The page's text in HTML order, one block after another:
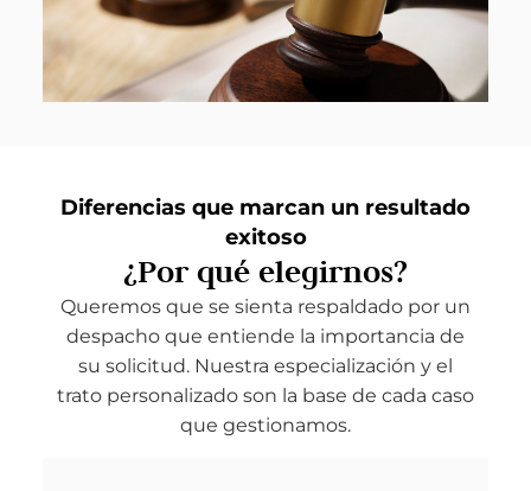
Diferencias que marcan un resultado
exitoso
¿Por qué elegirnos?
Queremos que se sienta respaldado por un
despacho que entiende la importancia de
su solicitud. Nuestra especialización y el
trato personalizado son la base de cada caso
que gestionamos.